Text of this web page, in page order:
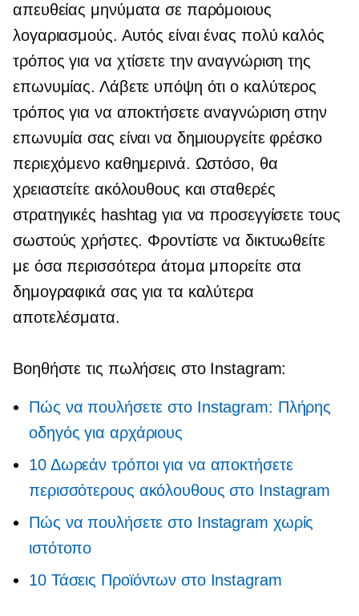
απευθείας μηνύματα σε παρόμοιους
λογαριασμούς. Αυτός είναι ένας πολύ καλός
τρόπος για να χτίσετε την αναγνώριση της
επωνυμίας. Λάβετε υπόψη ότι ο καλύτερος
τρόπος για να αποκτήσετε αναγνώριση στην
επωνυμία σας είναι να δημιουργείτε φρέσκο ​​
περιεχόμενο καθημερινά. Ωστόσο, θα
χρειαστείτε ακόλουθους και σταθερές
στρατηγικές hashtag για να προσεγγίσετε τους
σωστούς χρήστες. Φροντίστε να δικτυωθείτε
με όσα περισσότερα άτομα μπορείτε στα
δημογραφικά σας για τα καλύτερα
αποτελέσματα.
Βοηθήστε τις πωλήσεις στο Instagram:
Πώς να πουλήσετε στο Instagram: Πλήρης
οδηγός για αρχάριους
10 Δωρεάν τρόποι για να αποκτήσετε
περισσότερους ακόλουθους στο Instagram
Πώς να πουλήσετε στο Instagram χωρίς
ιστότοπο
10 Τάσεις Προϊόντων στο Instagram